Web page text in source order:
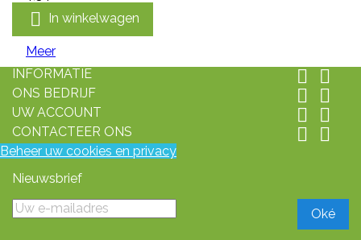
 In winkelwagen
Meer
INFORMATIE
 
ONS BEDRIJF  
UW ACCOUNT  
CONTACTEER ONS  
Beheer uw cookies en privacy
Nieuwsbrief